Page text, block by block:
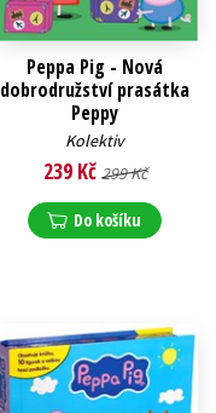
Peppa Pig - Nová
dobrodružství prasátka
Peppy
Kolektiv
239 Kč 299 Kč
Do košíku